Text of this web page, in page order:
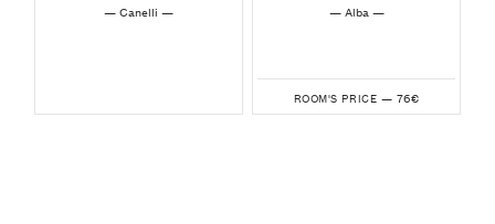
— Canelli — — Alba —
ROOM'S PRICE — 76€